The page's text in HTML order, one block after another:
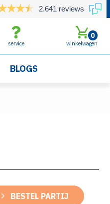
2.641 reviews
service winkelwagen
0
BLOGS
BESTEL PARTIJ